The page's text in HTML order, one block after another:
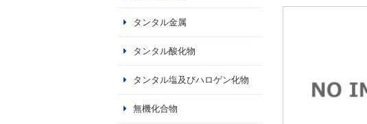
タンタル金属
タンタル酸化物
タンタル塩及びハロゲン化物
無機化合物